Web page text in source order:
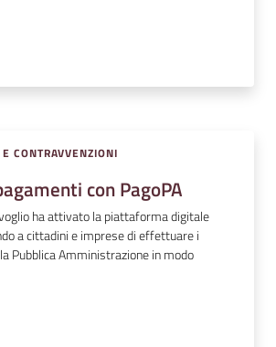
CONTRAVVENZIONI
con PagoPA
ha attivato la piattaforma digitale
a cittadini e imprese di effettuare i
Pubblica Amministrazione in modo